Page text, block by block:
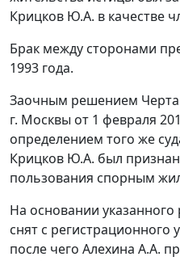
Крицков Ю.А. в качестве
Брак между сторонами
1993 года.
Заочным решением
г. Москвы от 1 февраля
определением того же
Крицков Ю.А. был
пользования спорным
На основании
снят с регистрационного
после чего Алехина А.А.